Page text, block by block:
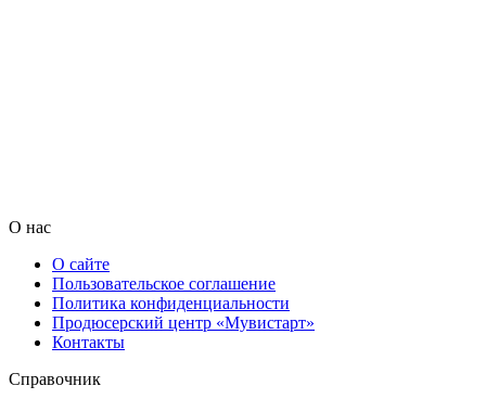
О нас
О сайте
Пользовательское соглашение
Политика конфиденциальности
Продюсерский центр «Мувистарт»
Контакты
Справочник